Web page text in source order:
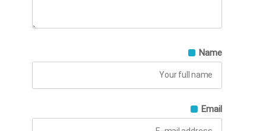
Name
Email